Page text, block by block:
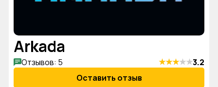
Arkada
Отзывов: 5 ★★★★★3.2
Оставить отзыв